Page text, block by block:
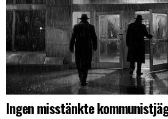
Ingen misstänkte